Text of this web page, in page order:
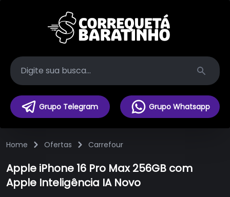
Search
Grupo Telegram Grupo Whatsapp
Home Ofertas Carrefour
Apple iPhone 16 Pro Max 256GB com
Apple Inteligência IA Novo